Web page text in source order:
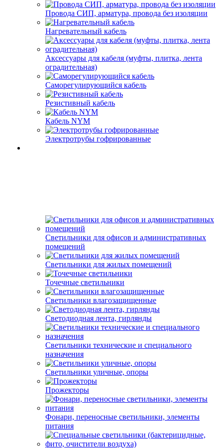
Провода СИП, арматура, провода без изоляции
Нагревательный кабель
Аксессуары для кабеля (муфты, плитка, лента
оградительная)
Саморегулирующийся кабель
Резистивный кабель
Кабель NYM
Электротрубы гофрированные
Светильники для офисов и административных
помещений
Светильники для жилых помещений
Точечные светильники
Светильники влагозащищенные
Светодиодная лента, гирлянды
Светильники технические и специального
назначения
Светильники уличные, опоры
Прожекторы
Фонари, переносные светильники, элементы
питания